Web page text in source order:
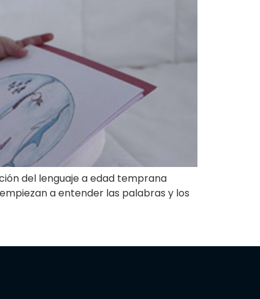
del lenguaje a edad temprana
a entender las palabras y los